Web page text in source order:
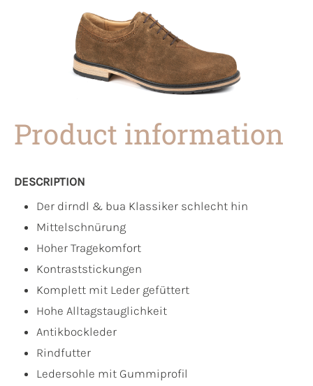
Product information
DESCRIPTION
Der dirndl & bua Klassiker schlecht hin
Mittelschnürung
Hoher Tragekomfort
Kontraststickungen
Komplett mit Leder gefüttert
Hohe Alltagstauglichkeit
Antikbockleder
Rindfutter
Ledersohle mit Gummiprofil